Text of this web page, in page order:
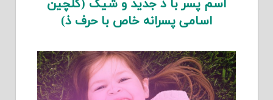
اسم پسر با ذ جدید و شیک (گلچین
اسامی پسرانه خاص با حرف ذ)